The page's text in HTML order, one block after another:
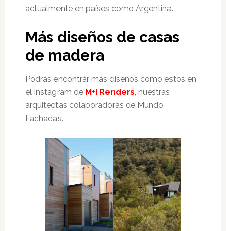
actualmente en países como Argentina.
Más diseños de casas
de madera
Podrás encontrár más diseños como estos en
el Instagram de M+I Renders, nuestras
arquitectas colaboradoras de Mundo
Fachadas.